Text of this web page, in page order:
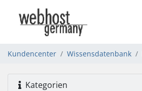
Kundencenter Wissensdatenbank
Kategorien